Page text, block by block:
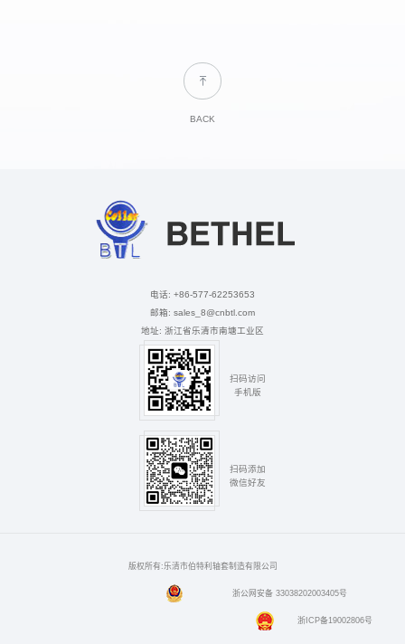
BACK
电话: +86-577-62253653
邮箱: sales_8@cnbtl.com
地址: 浙江省乐清市南塘工业区
扫码访问
手机版
扫码添加
微信好友
版权所有:乐清市伯特利轴套制造有限公司
浙公网安备 33038202003405号
浙ICP备19002806号